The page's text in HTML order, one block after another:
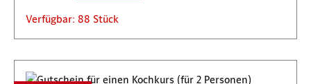
Verfügbar: 88 Stück